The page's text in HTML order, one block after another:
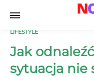
LIFESTYLE
Jak
sytuacja nie